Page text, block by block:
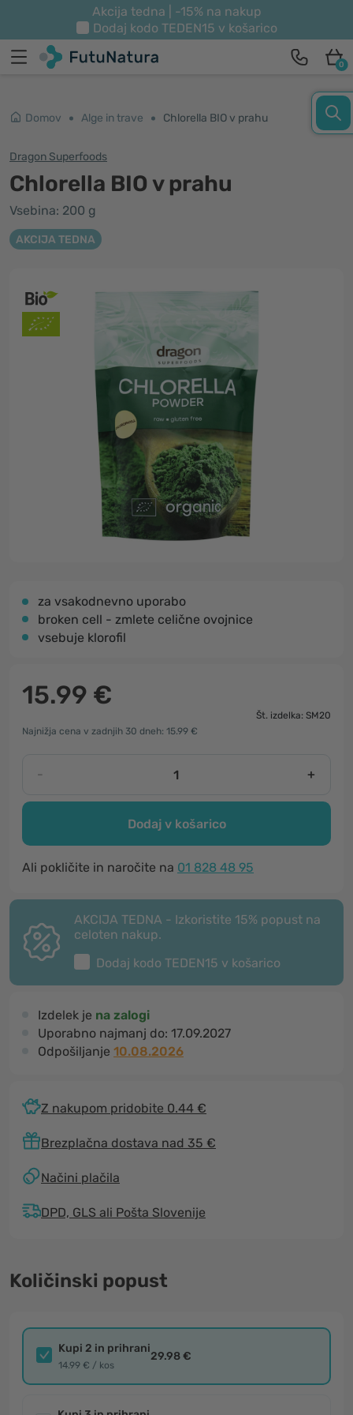
Akcija tedna | -15% na nakup
Dodaj kodo TEDEN15 v košarico
0
Domov Alge in trave Chlorella BIO v prahu
Dragon Superfoods
Chlorella BIO v prahu
Vsebina: 200 g
AKCIJA TEDNA
za vsakodnevno uporabo
broken cell - zmlete celične ovojnice
vsebuje klorofil
15.99 €
Št. izdelka: SM20
Najnižja cena v zadnjih 30 dneh: 15.99 €
- +
Dodaj v košarico
Ali pokličite in naročite na 01 828 48 95
AKCIJA TEDNA - Izkoristite 15% popust na
celoten nakup.
Dodaj kodo TEDEN15 v košarico
Izdelek je na zalogi
Uporabno najmanj do: 17.09.2027
Odpošiljanje 10.08.2026
Z nakupom pridobite 0.44 €
Brezplačna dostava nad 35 €
Načini plačila
DPD, GLS ali Pošta Slovenije
Količinski popust
Kupi 2 in prihrani
14.99 € / kos
29.98 €